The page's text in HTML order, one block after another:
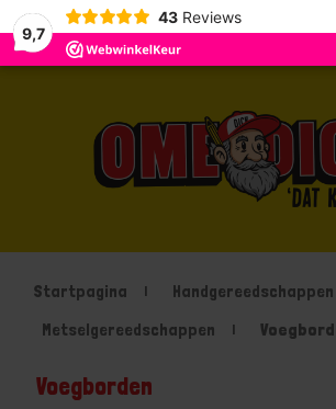
9,7
43 Reviews
Startpagina
Handgereedschappen
Metselgereedschappen
Voegborden